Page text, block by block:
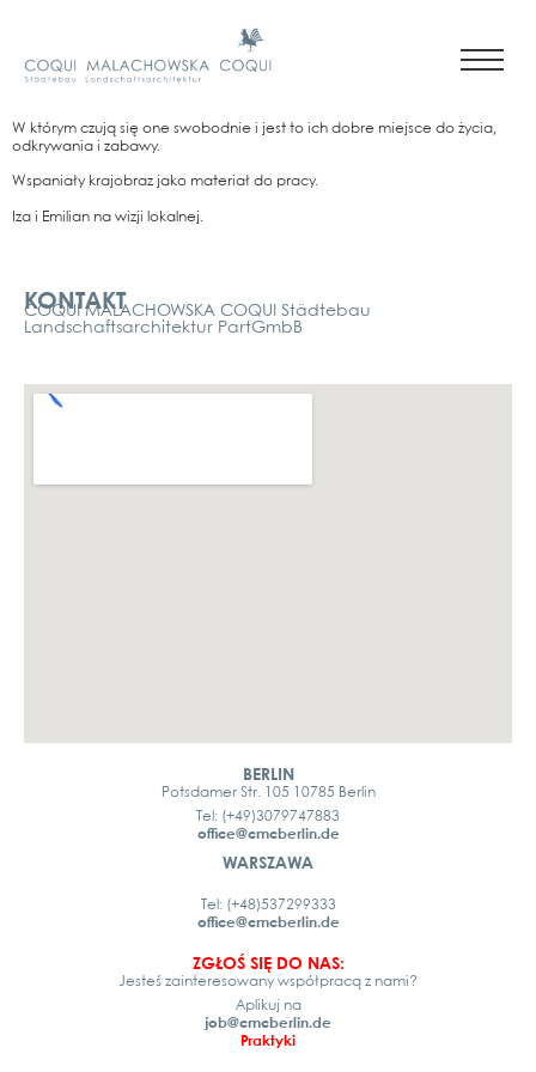
W którym czu­ją się one swo­bod­nie i jest to ich dob­re mie­j­s­ce do życia,
odkry­wa­nia i zaba­wy.
Wspa­niały kra­jobraz jako mate­riał do pra­cy.
Iza i Emi­li­an na wiz­ji lokal­nej.
KONTAKT
COQUI MALACHOWSKA COQUI Städtebau
Landschaftsarchitektur PartGmbB
BERLIN
Potsdamer Str. 105 10785 Berlin
Tel: (+49)3079747883
office@cmcberlin.de
WARSZAWA
Tel: (+48)537299333
office@cmcberlin.de
ZGŁOŚ SIĘ DO NAS:
Jesteś zainteresowany współpracą z nami?
Aplikuj na
job@cmcberlin.de
Praktyki